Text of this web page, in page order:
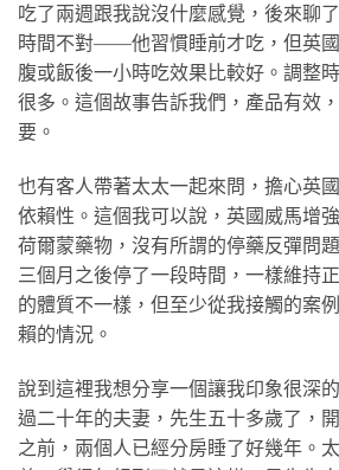
吃了兩週跟我說沒什麼感覺，後來聊
時間不對——他習慣睡前才吃，但英
腹或飯後一小時吃效果比較好。調整
很多。這個故事告訴我們，產品有效
要。
也有客人帶著太太一起來問，擔心英
依賴性。這個我可以說，英國威馬增
荷爾蒙藥物，沒有所謂的停藥反彈問
三個月之後停了一段時間，一樣維持
的體質不一樣，但至少從我接觸的案
賴的情況。
說到這裡我想分享一個讓我印象很深
過二十年的夫妻，先生五十多歲了，
之前，兩個人已經分房睡了好幾年。